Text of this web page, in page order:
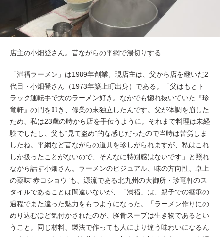
店主の小畑登さん。昔ながらの平網で湯切りする
「満福ラーメン」は1989年創業。現店主は、父から店を継いだ2
代目・小畑登さん（1973年築上町出身）である。「父はもとト
ラック運転手で大のラーメン好き。なかでも惚れ抜いていた『珍
竜軒』の門を叩き、修業の末独立したんです。父が体調を崩した
ため、私は23歳の時から店を手伝うように。それまで料理は未経
験でしたし、父も“見て盗め”的な感じだったので当時は苦労しま
したね。平網など昔ながらの道具を珍しがられますが、私はこれ
しか扱ったことがないので、そんなに特別感はないです」と照れ
ながら話す小畑さん。ラーメンのビジュアル、味の方向性、卓上
の薬味“赤コショウ”も、源流である北九州の大御所・珍竜軒のス
タイルであることは間違いないが、「満福」は、親子での継承の
過程でまた違った魅力をもつようになった。「ラーメン作りにの
めり込むほど気付かされたのが、豚骨スープは生き物であるとい
うこと。同じ材料、製法で作っても人により違う味わいになるん